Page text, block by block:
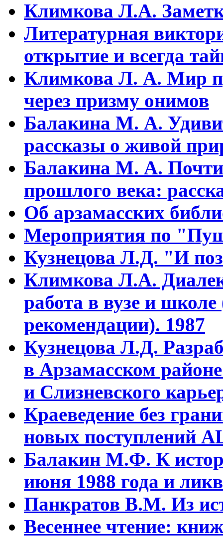
Климкова Л.А.
Литературная
открытие и всегда
Климкова Л. А. Мир
через призму онимов
Балакина М. А.
рассказы о живой
Балакина М. А. Почти
прошлого века:
Об арзамасских
Мероприятия по
Кузнецова Л.Д. "И
Климкова Л.А.
работа в вузе и
рекомендации). 1987
Кузнецова Л.Д.
в Арзамасском
и Слизневского
Краеведение без
новых поступлений
Балакин М.Ф. К
июня 1988 года и
Панкратов В.М. Из
Весеннее чтение: